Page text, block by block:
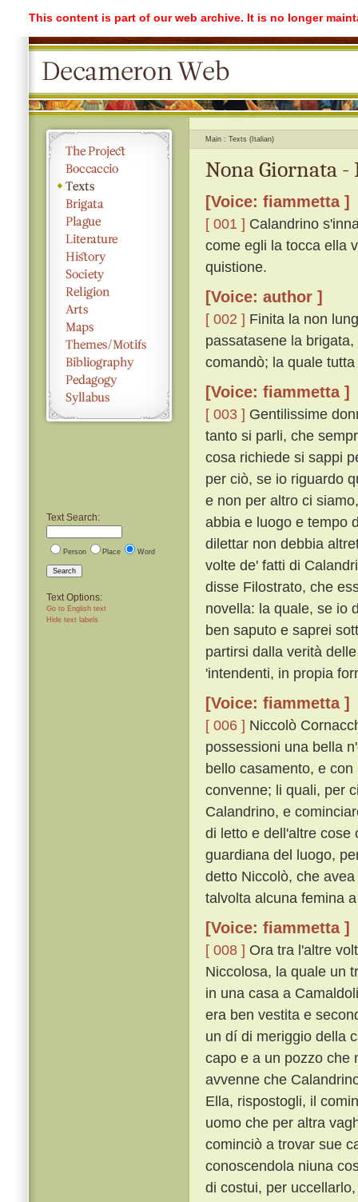
This content is part of our web archive. It is no longer
Text Search:
Person Place Word
Search
Text Options:
Go to English text
Hide text labels
Main Texts (Italian)
Nona Giornata
[Voice: fiammetta ]
[ 001 ] Calandrino
come egli la tocca ella
quistione.
[Voice: author ]
[ 002 ] Finita la non
passatasene la
comandò; la quale
[Voice: fiammetta ]
[ 003 ] Gentilissime
tanto si parli, che
cosa richiede si sappi
per ciò, se io riguardo
e non per altro ci
abbia e luogo e tempo
dilettar non debbia
volte de' fatti di
disse Filostrato, che
novella: la quale, se io
ben saputo e saprei
partirsi dalla verità
'intendenti, in propia
[Voice: fiammetta ]
[ 006 ] Niccolò
possessioni una bella
bello casamento, e
convenne; li quali, per
Calandrino, e
di letto e dell'altre cose
guardiana del luogo,
detto Niccolò, che
talvolta alcuna femina
[Voice: fiammetta ]
[ 008 ] Ora tra l'altre
Niccolosa, la quale un
in una casa a
era ben vestita e
un dí di meriggio della
capo e a un pozzo che
avvenne che
Ella, rispostogli, il
uomo che per altra
cominciò a trovar sue
conoscendola niuna
di costui, per